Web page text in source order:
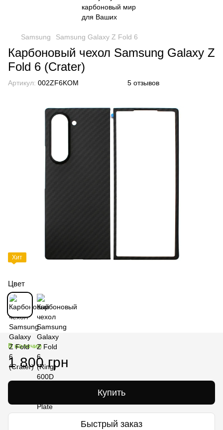
Samsung Samsung Galaxy Z Fold 6
Карбоновый чехол Samsung Galaxy Z
Fold 6 (Crater)
Артикул: 002ZF6KOM 5 отзывов
Хит
Цвет
В наличии
1 800 грн
Купить
Быстрый заказ